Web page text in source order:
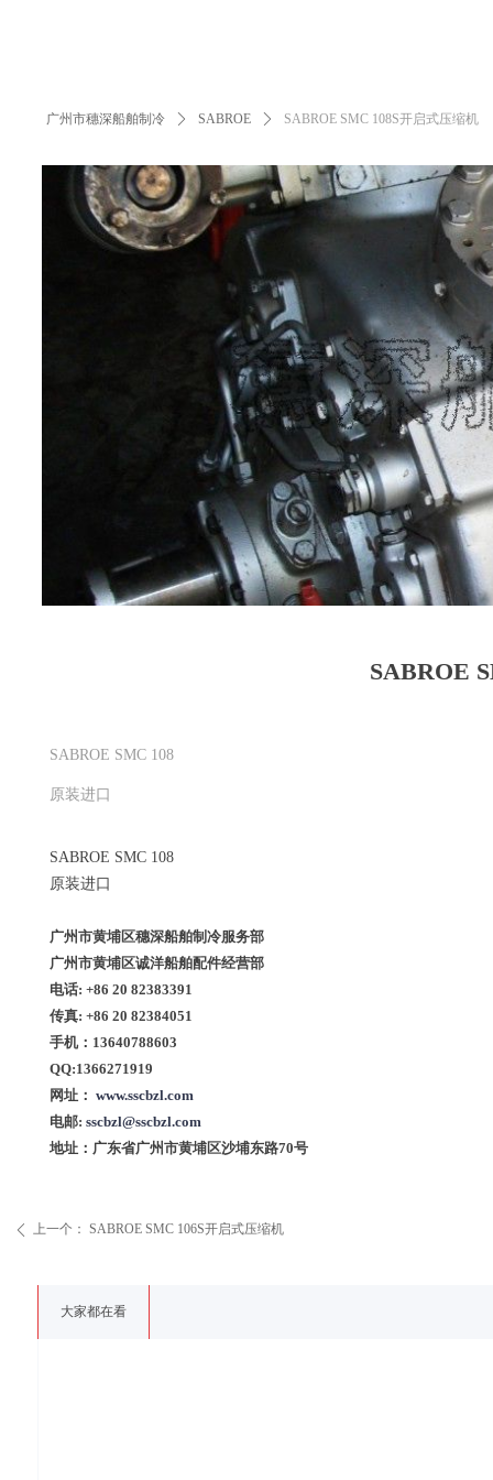
广州市穗深船舶制冷 ꄲ SABROE ꄲ SABROE SMC 108S开启式压缩机
SABROE
SABROE SMC 108
原装进口
大家都在看
ꄴ 上一个： SABROE SMC 106S开启式压缩机
SABROE SMC 108
原装进口
广州市黄埔区穗深船舶制冷服务部
广州市黄埔区诚洋船舶配件经营部
电话: +86 20 82383391
传真: +86 20 82384051
手机：13640788603
QQ:1366271919
网址： www.sscbzl.com
电邮: sscbzl@sscbzl.com
地址：广东省广州市黄埔区沙埔东路70号